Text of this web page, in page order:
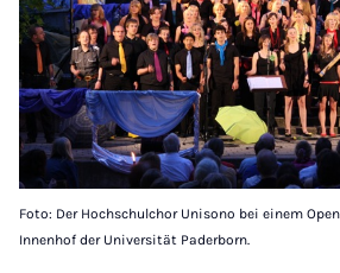
Foto: Der Hochschulchor Unisono bei einem
Innenhof der Universität Paderborn.